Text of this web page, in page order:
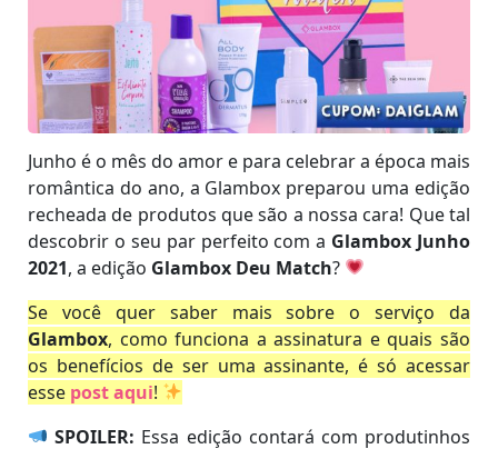
Junho é o mês do amor e para celebrar a época mais
romântica do ano, a Glambox preparou uma edição
recheada de produtos que são a nossa cara! Que tal
descobrir o seu par perfeito com a Glambox Junho
2021, a edição Glambox Deu Match?
Se você quer saber mais sobre o serviço da
Glambox, como funciona a assinatura e quais são
os benefícios de ser uma assinante, é só acessar
esse post aqui!
SPOILER: Essa edição contará com produtinhos